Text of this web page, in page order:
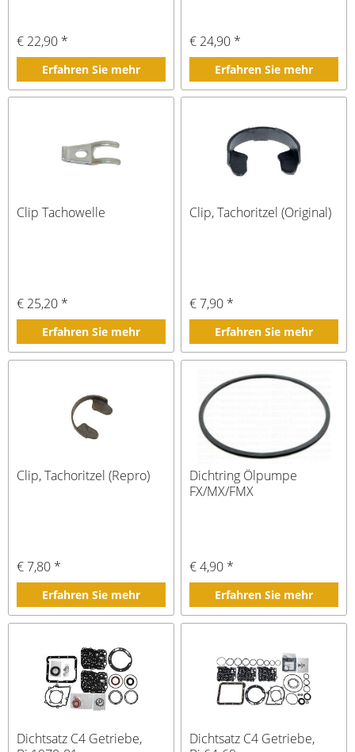
€ 22,90 *
Erfahren Sie mehr
€ 24,90 *
Erfahren Sie mehr
Clip Tachowelle
€ 25,20 *
Erfahren Sie mehr
Clip, Tachoritzel (Original)
€ 7,90 *
Erfahren Sie mehr
Clip, Tachoritzel (Repro)
€ 7,80 *
Erfahren Sie mehr
Dichtring Ölpumpe
FX/MX/FMX
€ 4,90 *
Erfahren Sie mehr
Dichtsatz C4 Getriebe,
Dichtsatz C4 Getriebe,